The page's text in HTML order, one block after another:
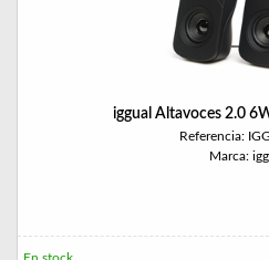
iggual Altavoces 2.0
Referencia:
Marca: